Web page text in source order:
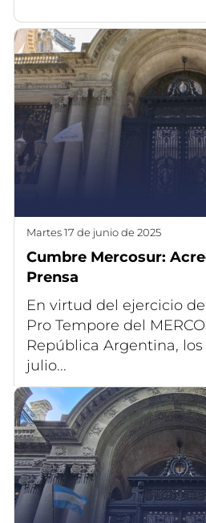
martes 17 de junio de 2025
Cumbre Mercosur:
Prensa
En virtud del ejercicio
Pro Tempore del
República Argentina, los
julio...